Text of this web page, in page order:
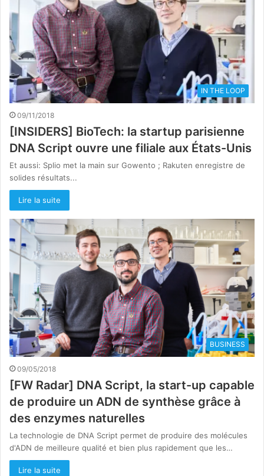
IN THE LOOP
09/11/2018
[INSIDERS] BioTech: la startup parisienne
DNA Script ouvre une filiale aux États-Unis
Et aussi: Splio met la main sur Gowento ; Rakuten enregistre de
solides résultats...
Lire la suite
BUSINESS
09/05/2018
[FW Radar] DNA Script, la start-up capable
de produire un ADN de synthèse grâce à
des enzymes naturelles
La technologie de DNA Script permet de produire des molécules
d'ADN de meilleure qualité et bien plus rapidement que les…
Lire la suite